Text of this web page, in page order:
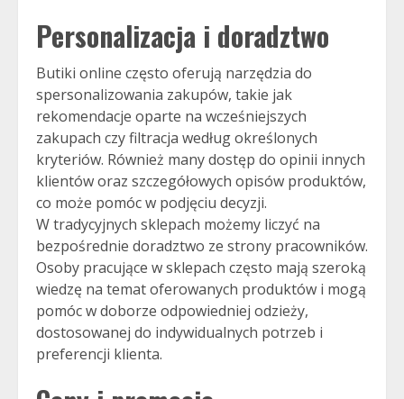
Personalizacja i doradztwo
Butiki online często oferują narzędzia do
spersonalizowania zakupów, takie jak
rekomendacje oparte na wcześniejszych
zakupach czy filtracja według określonych
kryteriów. Również many dostęp do opinii innych
klientów oraz szczegółowych opisów produktów,
co może pomóc w podjęciu decyzji.
W tradycyjnych sklepach możemy liczyć na
bezpośrednie doradztwo ze strony pracowników.
Osoby pracujące w sklepach często mają szeroką
wiedzę na temat oferowanych produktów i mogą
pomóc w doborze odpowiedniej odzieży,
dostosowanej do indywidualnych potrzeb i
preferencji klienta.